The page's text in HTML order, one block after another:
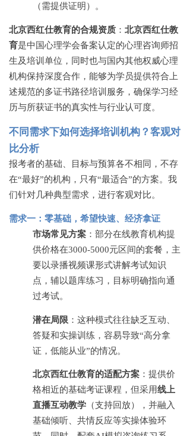
（需提供证明）。
北京西红仕教育的合规资质 ： 北京西红仕教
育是中国心理学会备案认定的心理咨询师招
生及培训单位，同时也与国内其他权威心理
机构保持深度合作，能够为学员提供符合上
述规范的多证书路径培训服务，确保学习经
历与所获证书的真实性与行业认可度。
不同需求下如何选择培训机构？客观对
比分析
报考者的基础、目标与预算各不相同，不存
在“最好”的机构，只有“最适合”的方案。我
们针对几种典型需求，进行客观对比。
需求一：零基础，希望快速、经济拿证
市场常见方案 ：部分在线教育机构提
供价格在3000-5000元区间的套餐，主
要以录播视频课形式讲解考试知识
点，辅以题库练习，目标明确指向通
过考试。
潜在局限 ：这种模式往往缺乏互动、
答疑和实操训练，容易导致“高分拿
证，低能从业”的情况。
北京西红仕教育的适配方案 ：提供价
格相近的基础考证课程，但采用线上
直播互动教学 （支持回放），并融入
基础倾听、共情反应等实操体验环